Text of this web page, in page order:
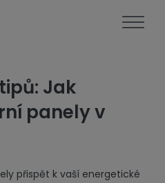
Jak
panely v
přispět k vaší energetické